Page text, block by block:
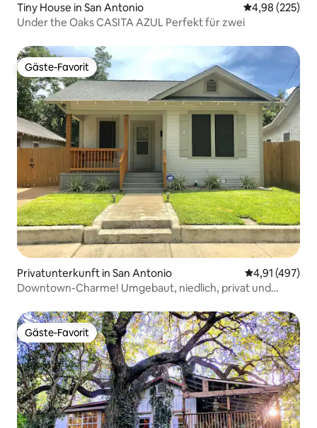
Tiny House in San Antonio
4,98 (225)
Under the Oaks CASITA AZUL Perfekt für zwei
Gäste-Favorit
Gäste-Favorit
Privatunterkunft in San Antonio
4,91 (497)
Downtown-Charme! Umgebaut, niedlich, privat und
Gäste-Favorit
Gäste-Favorit